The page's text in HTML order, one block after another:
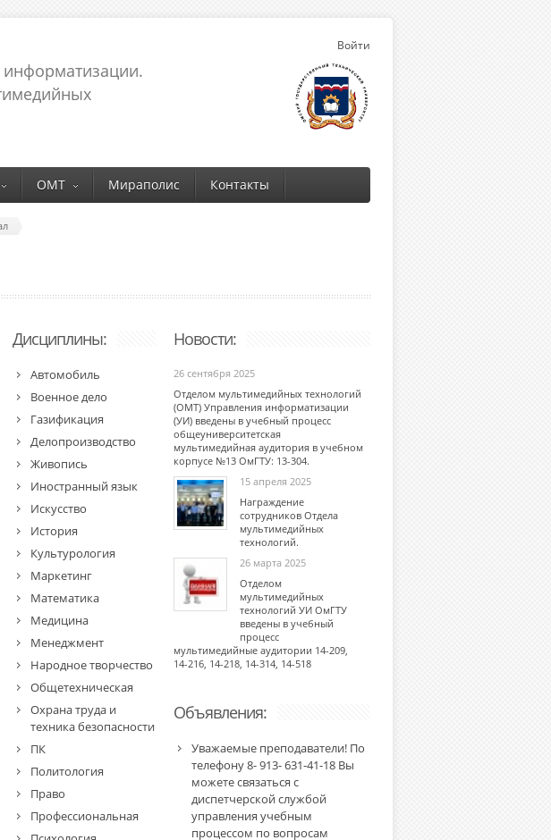
Войти
ОМТ Мираполис Контакты
Дисциплины:
Автомобиль
Военное дело
Газификация
Делопроизводство
Живопись
Иностранный язык
Искусство
История
Культурология
Маркетинг
Математика
Медицина
Менеджмент
Народное творчество
Общетехническая
Охрана труда и
техника безопасности
ПК
Политология
Право
Профессиональная
Новости:
26 сентября 2025
Отделом мультимедийных технологий
(ОМТ) Управления информатизации
(УИ) введены в учебный процесс
общеуниверситетская
мультимедийная аудитория в учебном
корпусе №13 ОмГТУ: 13-304.
15 апреля 2025
Награждение
сотрудников Отдела
мультимедийных
технологий.
26 марта 2025
Отделом
мультимедийных
технологий УИ ОмГТУ
введены в учебный
процесс
мультимедийные аудитории 14-209,
14-216, 14-218, 14-314, 14-518
Объявления:
Уважаемые преподаватели! По
телефону 8- 913- 631-41-18 Вы
можете связаться с
диспетчерской службой
управления учебным
процессом по вопросам